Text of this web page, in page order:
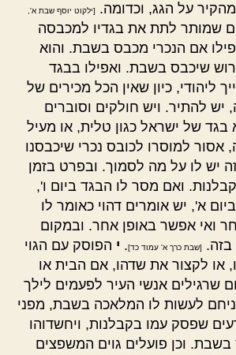
מהקיר על הגג, וכדומה.
[ילקוט יוסף שבת א',
שמותר לתת את בגדיו למכבסה
אם הנכרי מכבס בשבת. והוא
שיכבס בשבת. ואפילו בבגד
ליהודי, כיון שאין הכל מכירים של
להתיר. ויש חולקים וסוברים
של ישראל כגון טלית, או מעיל
אסור למוסרו לכובס נכרי שיכבסנו
יש לו על מה לסמוך. ובפרט בזמן
ואם מסר לו הבגד ביום ו',
א', יש אומרים דהוי כאומר לו
ואי אפשר באופן אחר. ובמקום
בזה.
[שבת כרך א' עמוד כד]. י הפוסק עם הגוי
או לקצור את שדהו, אם הבית או
שרגילים אנשי העיר לפעמים לילך
לעשות לו המלאכה בשבת, מפני
שפסק עמו בקבלנות, ויחשדוהו
וכן פועלים גוים המשפצים